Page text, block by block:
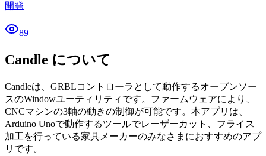
開発
89
Candle について
Candleは、GRBLコントローラとして動作するオープンソー
スのWindowユーティリティです。ファームウェアにより、
CNCマシンの3軸の動きの制御が可能です。本アプリは、
Arduino Unoで動作するツールでレーザーカット、フライス
加工を行っている家具メーカーのみなさまにおすすめのアプ
リです。